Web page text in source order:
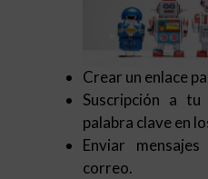
Crear un enlace
Suscripción a
palabra clave en
Enviar
correo.